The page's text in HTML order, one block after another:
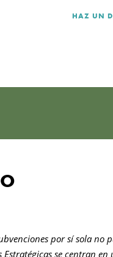
HAZ UN
por sí sola no
se centran